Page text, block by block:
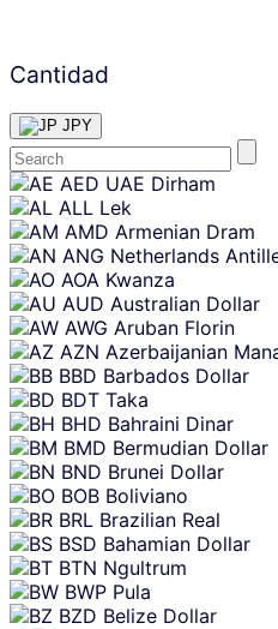
Cantidad
JPY
Skip
content
AED UAE Dirham
ALL Lek
AMD Armenian Dram
ANG Netherlands
AOA Kwanza
AUD Australian Dollar
AWG Aruban Florin
AZN Azerbaijanian
BBD Barbados Dollar
BDT Taka
BHD Bahraini Dinar
BMD Bermudian Dollar
BND Brunei Dollar
BOB Boliviano
BRL Brazilian Real
BSD Bahamian Dollar
BTN Ngultrum
BWP Pula
BZD Belize Dollar